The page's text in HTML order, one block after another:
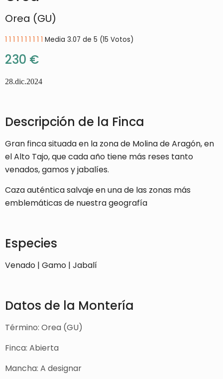
Orea (GU)
1 1 1 1 1 1 1 1 1 1 Media 3.07 de 5 (15 Votos)
230 €
28.dic.2024
Descripción de la Finca
Gran finca situada en la zona de Molina de Aragón, en
el Alto Tajo, que cada año tiene más reses tanto
venados, gamos y jabalíes.
Caza auténtica salvaje en una de las zonas más
emblemáticas de nuestra geografía
Especies
Venado | Gamo | Jabalí
Datos de la Montería
Término: Orea (GU)
Finca: Abierta
Mancha: A designar